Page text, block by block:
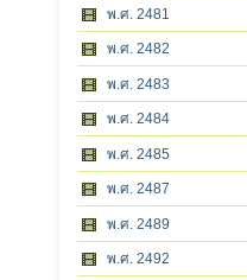
พ.ศ. 2481
พ.ศ. 2482
พ.ศ. 2483
พ.ศ. 2484
พ.ศ. 2485
พ.ศ. 2487
พ.ศ. 2489
พ.ศ. 2492